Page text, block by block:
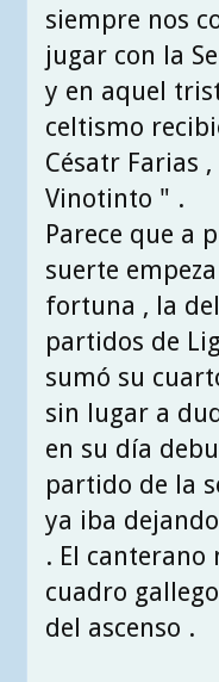
siempre nos
jugar con la
y en aquel
celtismo
Césatr Farias
Vinotinto " .
Parece que a
suerte
fortuna , la
partidos de
sumó su
sin lugar a
en su día
partido de la
ya iba
. El canterano
cuadro
del ascenso .